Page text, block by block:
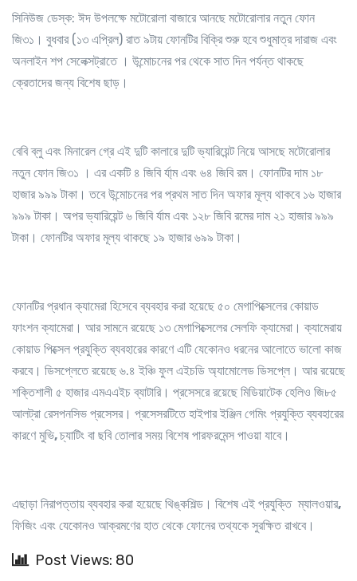
সিনিউজ ডেস্ক: ঈদ উপলক্ষে মটোরোলা বাজারে আনছে মটোরোলার নতুন ফোন
জি৩১। বুধবার (১৩ এপ্রিল) রাত ৯টায় ফোনটির বিক্রি শুরু হবে শুধুমাত্র দারাজ এবং
অনলাইন শপ সেলেক্সট্রাতে । উন্মোচনের পর থেকে সাত দিন পর্যন্ত থাকছে
ক্রেতাদের জন্য বিশেষ ছাড়।
বেবি ব্লু এবং মিনারেল গ্রে এই দুটি কালারে দুটি ভ্যারিয়েন্ট নিয়ে আসছে মটোরোলার
নতুন ফোন জি৩১ । এর একটি ৪ জিবি র্যা্ম এবং ৬৪ জিবি রম। ফোনটির দাম ১৮
হাজার ৯৯৯ টাকা। তবে উন্মোচনের পর প্রথমসাতদিন অফার মূল্য থাকবে ১৬ হাজার
৯৯৯ টাকা। অপর ভ্যারিয়েন্ট ৬ জিবি র্যাম এবং ১২৮ জিবি রমের দাম ২১ হাজার ৯৯৯
টাকা। ফোনটির অফার মূল্য থাকছে ১৯ হাজার ৬৯৯ টাকা।
ফোনটির প্রধান ক্যামেরা হিসেবে ব্যবহার করা হয়েছে ৫০ মেগাপিক্সেলের কোয়াড
ফাংশন ক্যামেরা। আর সামনে রয়েছে ১৩ মেগাপিক্সেলের সেলফি ক্যামেরা। ক্যামেরায়
কোয়াড পিক্সেল প্রযুক্তি ব্যবহারের কারণে এটি যেকোনও ধরনের আলোতে ভালো কাজ
করবে। ডিসপ্লেতে রয়েছে ৬.৪ ইঞ্চি ফুল এইচডি অ্যামোলেড ডিসপ্লে। আর রয়েছে
শক্তিশালী ৫ হাজার এমএএইচ ব্যাটারি। প্রসেসরে রয়েছে মিডিয়াটেক হেলিও জি৮৫
আলট্রা রেসপনসিভ প্রসেসর। প্রসেসরটিতে হাইপার ইঞ্জিন গেমিং প্রযুক্তি ব্যবহারের
কারণে মুভি,চ্যাটিং বা ছবি তোলার সময় বিশেষ পারফরমেন্স পাওয়া যাবে।
এছাড়া নিরাপত্তায় ব্যবহার করা হয়েছে থিঙ্কশিল্ড। বিশেষ এই প্রযুক্তি ম্যালওয়ার,
ফিজিং এবং যেকোনও আক্রমণের হাত থেকে ফোনের তথ্যকে সুরক্ষিত রাখবে।
Post Views: 80